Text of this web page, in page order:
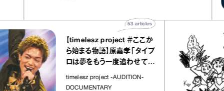
【timelesz project ＃ここか
ら始まる物語】原嘉孝「タイプ
ロは夢をもう一度追わせてく
れた場所」
timelesz project -AUDITION-
DOCUMENTARY
articles